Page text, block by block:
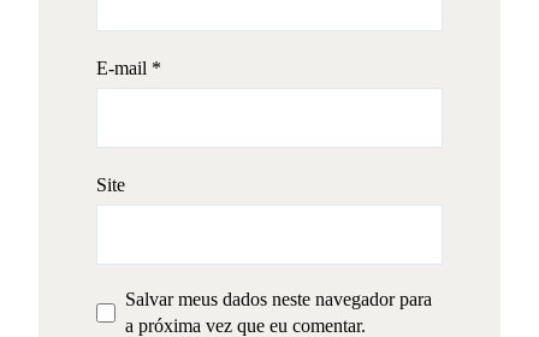
E-mail *
Site
Salvar meus dados neste navegador para
a próxima vez que eu comentar.